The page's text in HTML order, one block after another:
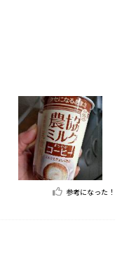
参考になった！